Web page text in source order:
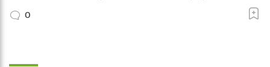
0